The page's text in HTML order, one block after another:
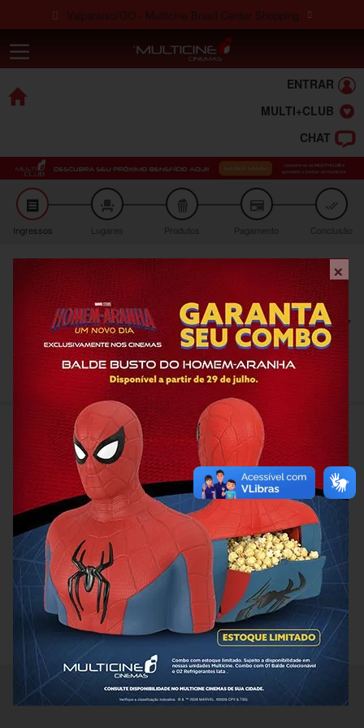
Ir para o conteúdo
Ir para o menu
Ir para o rodapé
Valparaíso/GO - Multicine Brasil Center Shopping
Multicine
×